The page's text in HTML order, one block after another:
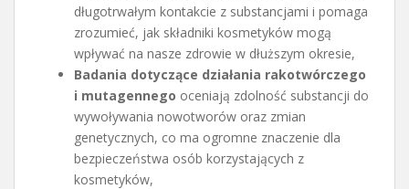
długotrwałym kontakcie z substancjami i pomaga
zrozumieć, jak składniki kosmetyków mogą
wpływać na nasze zdrowie w dłuższym okresie,
Badania dotyczące działania rakotwórczego
i mutagennego oceniają zdolność substancji do
wywoływania nowotworów oraz zmian
genetycznych, co ma ogromne znaczenie dla
bezpieczeństwa osób korzystających z
kosmetyków,